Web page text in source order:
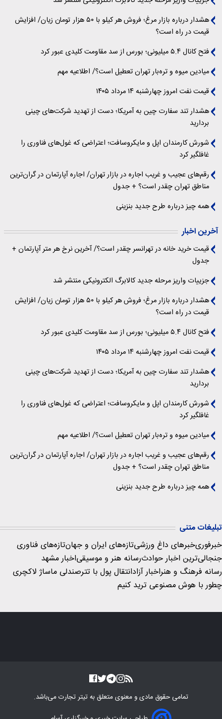
هشدار درباره بازار مرغ؛ فروش هر کیلو با ۵۰ هزار تومان زیان/ افزایش
قیمت در راه است؟
فتح کانال ۵.۴ میلیونی؛ بورس از سد مقاومت کلیدی عبور کرد
میادین میوه و تره‌بار تهران تعطیل است؟/ اطلاعیه مهم
قیمت نفت امروز چهارشنبه ۱۴ مرداد ۱۴۰۵
هشدار تند سفارت چین به آمریکا؛ دست از تهدید شرکت‌های چینی
بردارید
شورش کارمندان اپل و مایکروسافت؛ اعتراضی که غول‌های فناوری را
غافلگیر کرد
رقم‌های عجیب و غریب اجاره در بازار تهران/ اجاره آپارتمان در گران‌ترین
مناطق تهران چقدر است؟ + جدول
همه چیز درباره طرح جدید بنزینی
آخرین اخبار
قیمت خرید خانه در تهرانسر چقدر است؟/ آخرین نرخ هر متر آپارتمان +
جدول
جزییات واریز مرحله جدید کالابرگ الکترونیکی منتشر شد
هشدار درباره بازار مرغ؛ فروش هر کیلو با ۵۰ هزار تومان زیان/ افزایش
قیمت در راه است؟
فتح کانال ۵.۴ میلیونی؛ بورس از سد مقاومت کلیدی عبور کرد
قیمت نفت امروز چهارشنبه ۱۴ مرداد ۱۴۰۵
هشدار تند سفارت چین به آمریکا؛ دست از تهدید شرکت‌های چینی
بردارید
شورش کارمندان اپل و مایکروسافت؛ اعتراضی که غول‌های فناوری را
غافلگیر کرد
میادین میوه و تره‌بار تهران تعطیل است؟/ اطلاعیه مهم
رقم‌های عجیب و غریب اجاره در بازار تهران/ اجاره آپارتمان در گران‌ترین
مناطق تهران چقدر است؟ + جدول
همه چیز درباره طرح جدید بنزینی
تبلیغات متنی
خبرفوریخبرهای داغ ورزشیتازه‌های ایران و جهانتازه‌های فناوری
جنجالی‌ترین اخبار حوادثرسانه هنر و موسیقیاخبار مشهد
رسانه فرهنگ و هنراخبار آزادانتقال پول با تترصندلی ماساژ لاکچری
چطور با هوش مصنوعی ترید کنیم
تمامی حقوق مادی و معنوی متعلق بهتیتر تجارتمی‌باشد.